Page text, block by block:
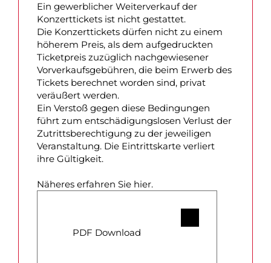
Ein gewerblicher Weiterverkauf der
Konzerttickets ist nicht gestattet.
Die Konzerttickets dürfen nicht zu einem
höherem Preis, als dem aufgedruckten
Ticketpreis zuzüglich nachgewiesener
Vorverkaufsgebühren, die beim Erwerb des
Tickets berechnet worden sind, privat
veräußert werden.
Ein Verstoß gegen diese Bedingungen
führt zum entschädigungslosen Verlust der
Zutrittsberechtigung zu der jeweiligen
Veranstaltung. Die Eintrittskarte verliert
ihre Gültigkeit.
Näheres erfahren Sie hier.
PDF Download